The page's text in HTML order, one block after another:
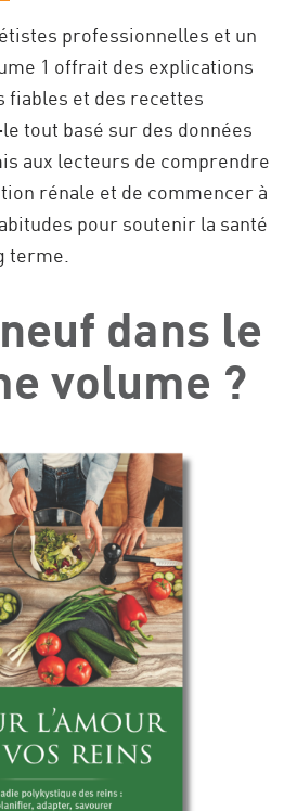
professionnelles et un
1 offrait des explications
fiables et des recettes
tout basé sur des données
aux lecteurs de comprendre
rénale et de commencer à
pour soutenir la santé
terme.
dans le
volume ?